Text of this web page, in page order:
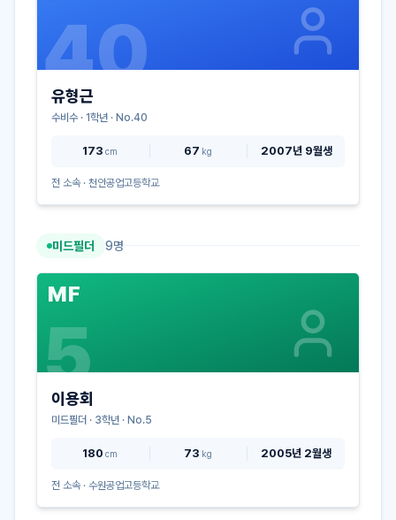
40
유형근
수비수· 1학년 · No.40
173 cm 67 kg 2007년 9월생
전 소속 · 천안공업고등학교
미드필더 9명
MF
5
이용회
미드필더 · 3학년 · No.5
180 cm 73 kg 2005년 2월생
전 소속 · 수원공업고등학교